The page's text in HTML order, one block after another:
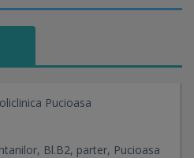
Pucioasa
Bl.B2, parter, Pucioasa